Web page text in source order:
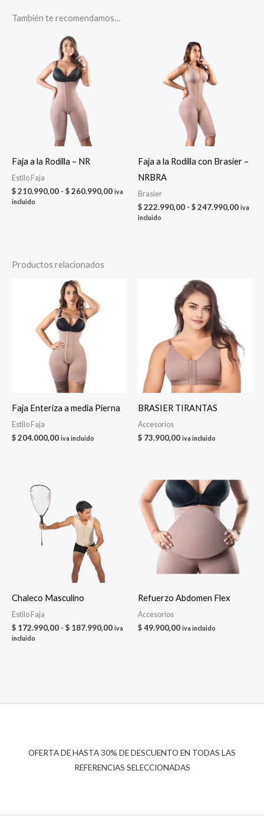
También te recomendamos…
Faja a la Rodilla – NR
Estilo Faja
$210.990,00 - $260.990,00Rango
precios:
iva
incluido
Faja a la Rodilla con Brasier –
NRBRA
Brasier
$222.990,00 - $247.990,00Rango
iva
incluido
Productos relacionados
Faja Enteriza a media Pierna
Estilo Faja
$204.000,00 iva incluido
BRASIER TIRANTAS
Accesorios
$ 73.900,00 iva incluido
Chaleco Masculino
Estilo Faja
$ 172.990,00 - $ 187.990,00Rango
iva
incluido
Refuerzo Abdomen Flex
Accesorios
$49.900,00 iva incluido
OFERTA DE HASTA 30% DE DESCUENTO EN TODAS LAS
REFERENCIAS SELECCIONADAS